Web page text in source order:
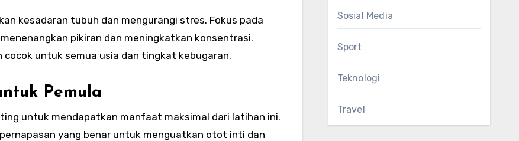
kesadaran tubuh dan mengurangi stres. Fokus pada
pikiran dan meningkatkan konsentrasi.
untuk semua usia dan tingkat kebugaran.
Pemula
untuk mendapatkan manfaat maksimal dari latihan ini.
yang benar untuk menguatkan otot inti dan
Sosial Media
Sport
Teknologi
Travel